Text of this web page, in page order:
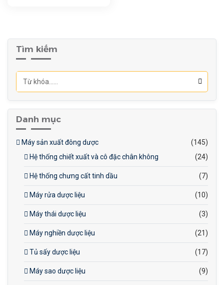
các sản phẩm ngọt khác.
Tìm kiếm
Danh mục
Máy sản xuất đông dược
(145)
Hệ thống chiết xuất và cô đặc chân không
(24)
Hệ thống chưng cất tinh dầu (7)
Máy rửa dược liệu (10)
Máy thái dược liệu (3)
Máy nghiền dược liệu (21)
Tủ sấy dược liệu (17)
Máy sao dược liệu (9)